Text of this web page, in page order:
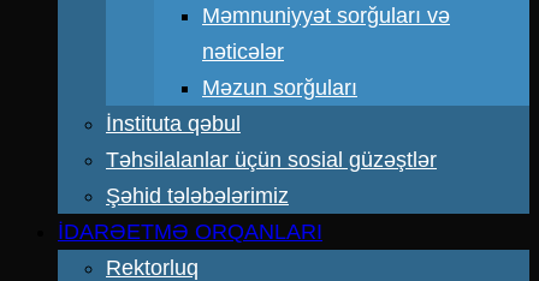
Məmnuniyyət sorğuları və
nəticələr
Məzun sorğuları
İnstituta qəbul
Təhsilalanlar üçün sosial güzəştlər
Şəhid tələbələrimiz
İDARƏETMƏ ORQANLARI
Rektorluq